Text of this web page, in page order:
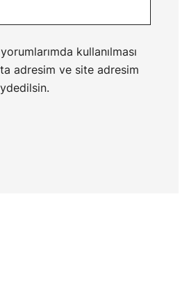
kullanılması
adresim ve site adresim